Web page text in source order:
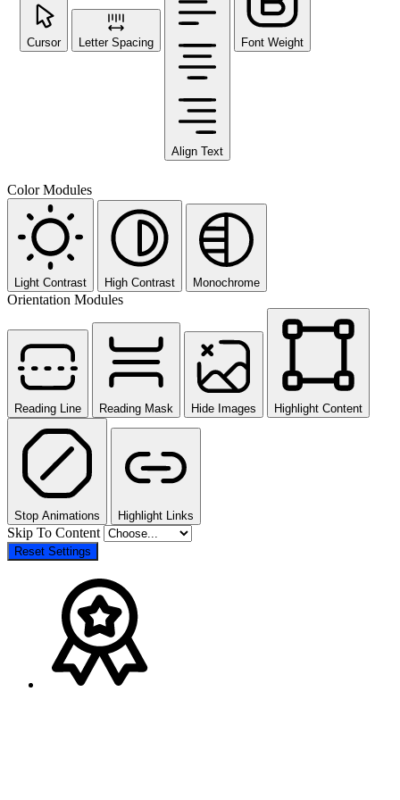
Cursor Letter Spacing
Align Text
Font Weight
Color Modules
Light Contrast High Contrast Monochrome
Orientation Modules
Reading Line Reading Mask Hide Images Highlight Content
Stop Animations Highlight Links
Skip To Content
Reset Settings